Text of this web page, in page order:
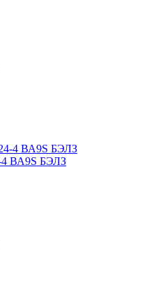
4 ВА9S БЭЛЗ